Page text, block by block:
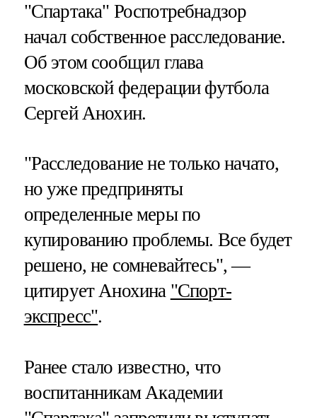
"Спартака" Роспотребнадзор
начал собственное расследование.
Об этом сообщил глава
московской федерации футбола
Сергей Анохин.
"Расследование не только начато,
но уже предприняты
определенные меры по
купированию проблемы. Все будет
решено, не сомневайтесь", —
цитирует Анохина "Спорт-
экспресс".
Ранее стало известно, что
воспитанникам Академии